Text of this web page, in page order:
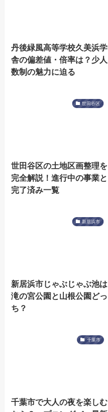
丹後緑風高等学校久美浜学
舎の偏差値・倍率は？少人
数制の魅力に迫る
世田谷区
世田谷区の土地区画整理を
完全解説！進行中の事業と
完了済み一覧
新居浜市
新居浜市じゃぶじゃぶ池は
滝の宮公園と山根公園どっ
ち？
千葉市
千葉市で大人の夜を楽しむ